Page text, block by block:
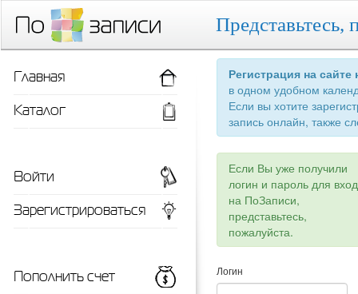
Представьтесь,
Регистрация на
в одном удобном
Если вы хотите
запись онлайн, также
Если Вы уже получили
логин и пароль для
на ПоЗаписи,
представьтесь,
пожалуйста.
Логин
Главная
Каталог
Войти
Зарегистрироваться
Пополнить счет